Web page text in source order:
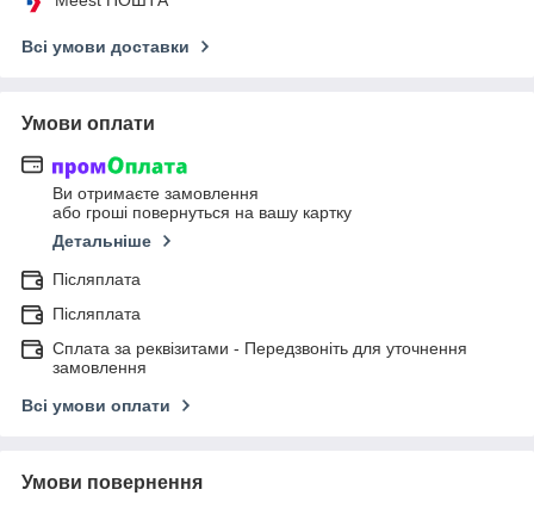
Всі умови доставки
Умови оплати
Ви отримаєте замовлення
або гроші повернуться на вашу картку
Детальніше
Післяплата
Післяплата
Сплата за реквізитами - Передзвоніть для уточнення
замовлення
Всі умови оплати
Умови повернення